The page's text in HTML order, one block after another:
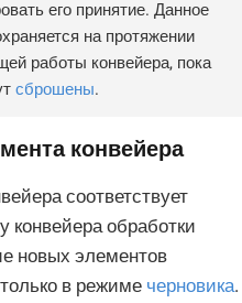
его принятие. Данное
на протяжении
работы конвейера, пока
сброшены.
конвейера
соответствует
конвейера обработки
новых элементов
в режиме черновика.